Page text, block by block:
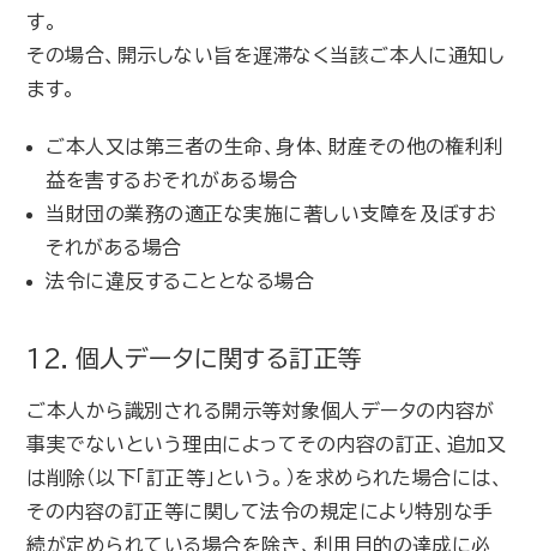
す。
その場合、開示しない旨を遅滞なく当該ご本人に通知し
ます。
ご本人又は第三者の生命、身体、財産その他の権利利
益を害するおそれがある場合
当財団の業務の適正な実施に著しい支障を及ぼすお
それがある場合
法令に違反することとなる場合
12．個人データに関する訂正等
ご本人から識別される開示等対象個人データの内容が
事実でないという理由によってその内容の訂正、追加又
は削除（以下「訂正等」という。）を求められた場合には、
その内容の訂正等に関して法令の規定により特別な手
続が定められている場合を除き、利用目的の達成に必